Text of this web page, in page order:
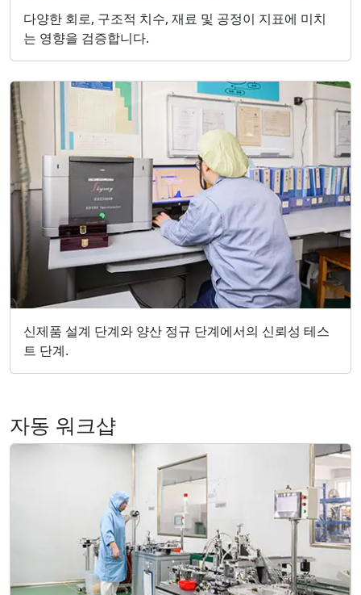
다양한 회로, 구조적 치수, 재료 및 공정이 지표에 미치
는 영향을 검증합니다.
신제품 설계 단계와 양산 정규 단계에서의 신뢰성 테스
트 단계.
자동 워크샵